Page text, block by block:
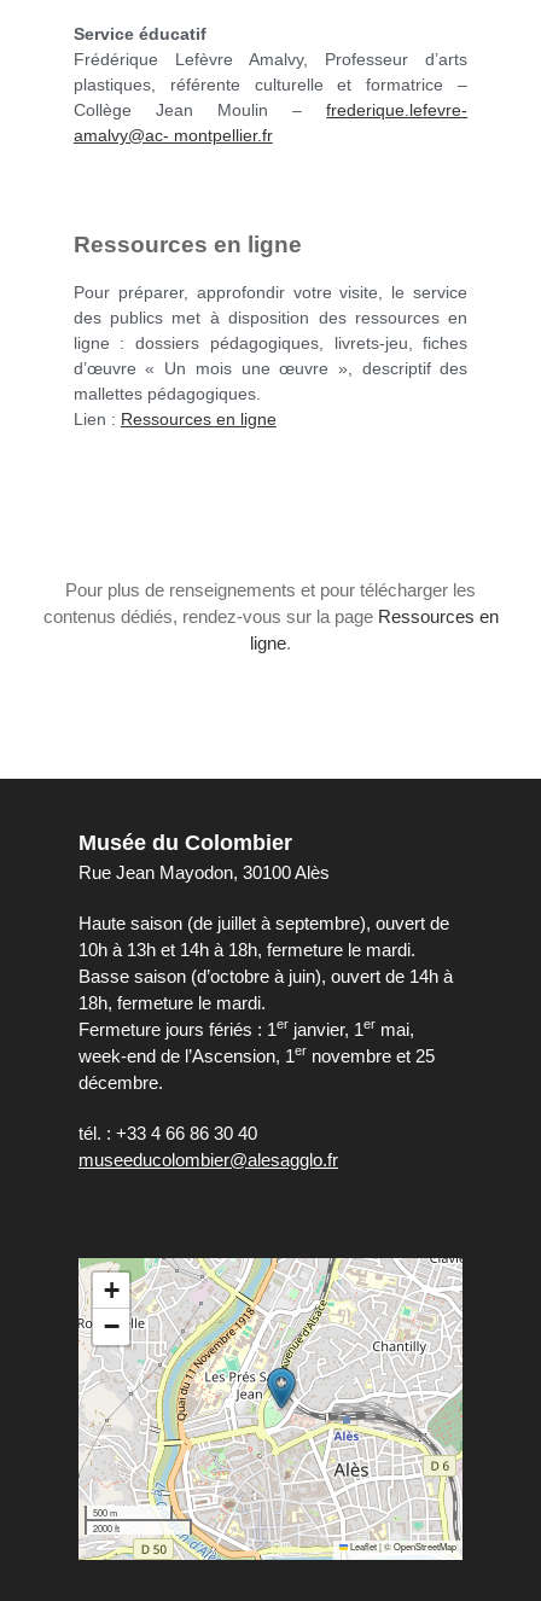
Service éducatif
Frédérique Lefèvre Amalvy, Professeur d’arts
plastiques, référente culturelle et formatrice –
Collège Jean Moulin –frederique.lefevre-
amalvy@ac- montpellier.fr
Ressources en ligne
Pour préparer, approfondir votre visite, le service
des publics met à disposition des ressources en
ligne : dossiers pédagogiques, livrets-jeu, fiches
d’œuvre « Un mois une œuvre », descriptif des
mallettes pédagogiques.
Lien : Ressources en ligne
Pour plus de renseignements et pour télécharger les
contenus dédiés, rendez-vous sur la page Ressources en
ligne.
Musée du Colombier
Rue Jean Mayodon, 30100 Alès
Haute saison (de juillet à septembre), ouvert de
10h à 13h et 14h à 18h, fermeture le mardi.
Basse saison (d’octobre à juin), ouvert de 14h à
18h, fermeture le mardi.
Fermeture jours fériés : 1er janvier, 1er mai,
week-end de l’Ascension, 1er novembre et 25
décembre.
tél. : +33 4 66 86 30 40
museeducolombier@alesagglo.fr
+
−
500 m
2000 ft
Leaflet|©OpenStreetMap